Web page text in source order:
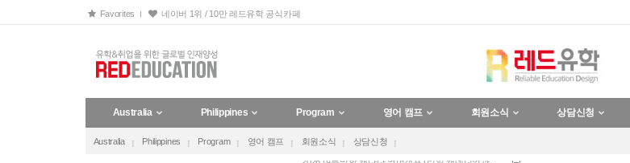
Favorites 네이버 1위 / 10만 레드유학 공식카페
Australia Philippines Program 영어 캠프 회원소식 상담신청
Australia Philippines Program 영어 캠프 회원소식 상담신청
호주 유아교육 보육교사 일자리 보장 호주 채용 ...
2027 겨울방학 다낭 가족캠프 한달살기 (국제학교...
2026 여름방학 캐나다 영어캠프 (리얼 캐네디언과...